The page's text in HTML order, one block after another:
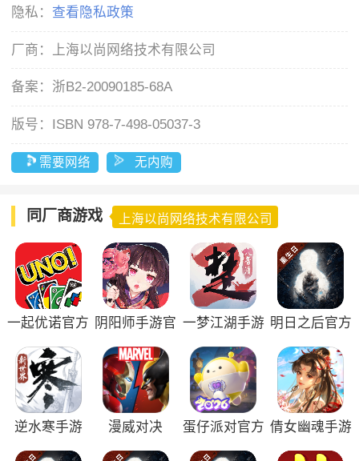
隐私： 查看隐私政策
厂商： 上海以尚网络技术有限公司
备案： 浙B2-20090185-68A
版号： ISBN 978-7-498-05037-3
需要网络 无内购
同厂商游戏 上海以尚网络技术有限公司
一起优诺官方 阴阳师手游官 一梦江湖手游 明日之后官方
逆水寒手游 漫威对决
蛋仔派对官方 倩女幽魂手游